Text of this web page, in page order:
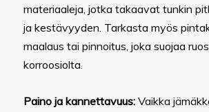
materiaaleja, jotka takaavat tunkin
ja kestävyyden. Tarkasta myös
maalaus tai pinnoitus, joka suojaa
korroosiolta.
Paino ja kannettavuus: Vaikka